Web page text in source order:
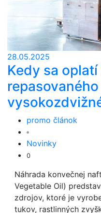
28.05.2025
Kedy sa
repasovaného
promo článok
Novinky
0
Náhrada konvečnej
Vegetable Oil)
zdrojov, ktoré je
tukov, rastlinných